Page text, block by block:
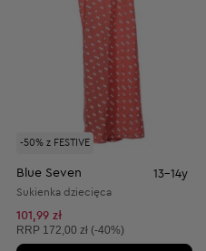
-50% z FESTIVE
Blue Seven 13-14y
Sukienka dziecięca
101,99 zł
Cena sugerowana:
RRP 172,00 zł (-40%)